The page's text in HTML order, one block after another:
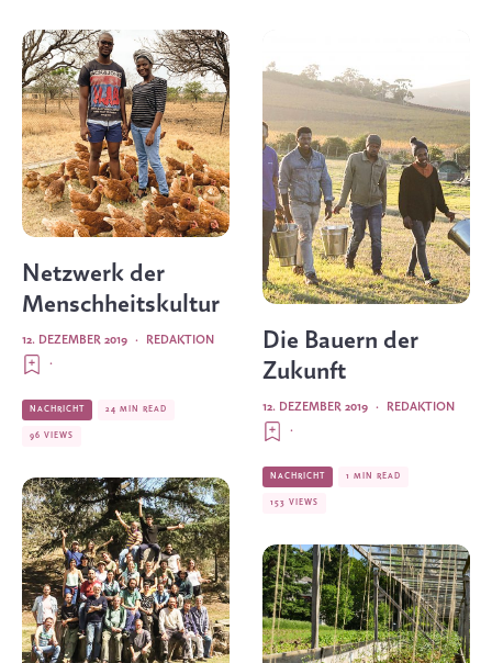
Netzwerk der
Menschheitskultur
REDAKTION
·
12. DEZEMBER 2019
·
NACHRICHT 24 MIN READ
96 VIEWS
Die Bauern der
Zukunft
REDAKTION
·
12. DEZEMBER 2019
·
NACHRICHT 1 MIN READ
153 VIEWS